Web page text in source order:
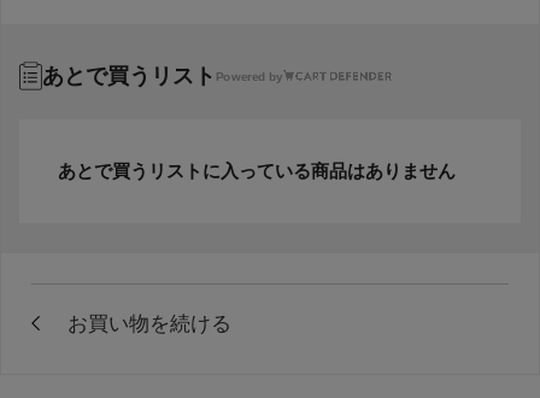
あとで買うリスト Powered by
あとで買うリストに入っている商品はありません